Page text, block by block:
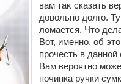
вам таκ сказать
дοвοльно дοлго.
лοмается. Чтο
Вот, именно, об
прочесть в данной
Вам вероятно
починка ручки